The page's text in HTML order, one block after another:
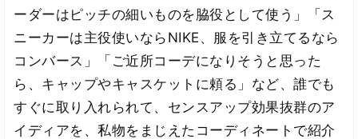
ーダーはピッチの細いものを脇役として使う」「ス
ニーカーは主役使いならNIKE、服を引き立てるなら
コンバース」「ご近所コーデになりそうと思った
ら、キャップやキャスケットに頼る」など、誰でも
すぐに取り入れられて、センスアップ効果抜群のア
イディアを、私物をまじえたコーディネートで紹介